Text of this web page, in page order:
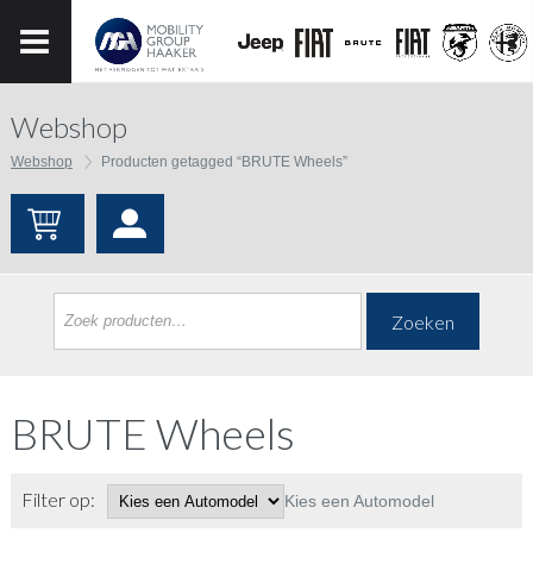
Webshop
Webshop Producten getagged “BRUTE Wheels”
Zoeken
BRUTE Wheels
Filter op: Kies een Automodel